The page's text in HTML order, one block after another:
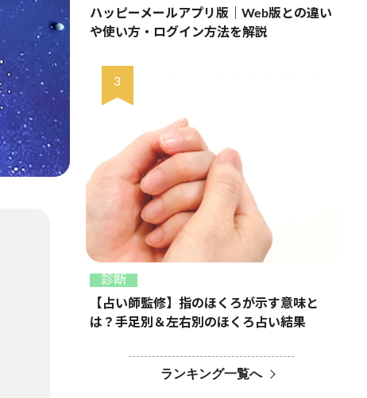
ハッピーメールアプリ版｜Web版との違い
や使い方・ログイン方法を解説
診断
【占い師監修】指のほくろが示す意味と
は？手足別＆左右別のほくろ占い結果
ランキング一覧へ